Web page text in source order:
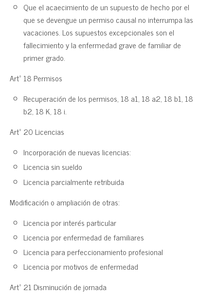
Que el acaecimiento de un supuesto de hecho por el
que se devengue un permiso causal no interrumpa las
vacaciones. Los supuestos excepcionales son el
fallecimiento y la enfermedad grave de familiar de
primer grado.
Artº 18 Permisos
Recuperación de los permisos, 18 a1, 18 a2, 18 b1, 18
b2, 18 K, 18 i.
Artº 20 Licencias
Incorporación de nuevas licencias:
Licencia sin sueldo
Licencia parcialmente retribuida
Modificación o ampliación de otras:
Licencia por interés particular
Licencia por enfermedad de familiares
Licencia para perfeccionamiento profesional
Licencia por motivos de enfermedad
Artº 21 Disminución de jornada